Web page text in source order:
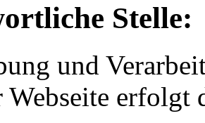
Stelle:
und
Webseite erfolgt